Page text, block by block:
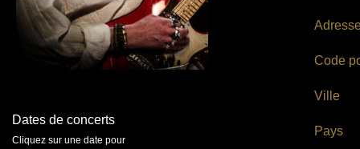
Code
Ville
Pays
Dates de concerts
Cliquez sur une date pour